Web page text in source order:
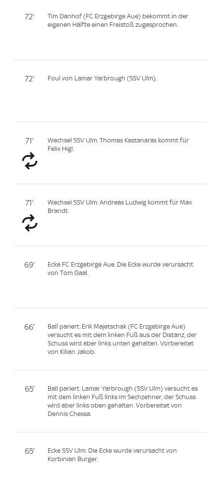
72'
Tim Danhof (FC Erzgebirge Aue) bekommt in der
eigenen Hälfte einen Freistoß zugesprochen.
72' Foul von Lamar Yarbrough (SSV Ulm).
71'
Wechsel SSV Ulm. Thomas Kastanaras kommt für
Felix Higl.
71'
Wechsel SSV Ulm. Andreas Ludwig kommt für Max
Brandt.
69'
Ecke FC Erzgebirge Aue. Die Ecke wurde verursacht
von Tom Gaal.
66'
Ball pariert. Erik Majetschak (FC Erzgebirge Aue)
versucht es mit dem linken Fuß aus der Distanz, der
Schuss wird aber links unten gehalten. Vorbereitet
von Kilian Jakob.
65'
Ball pariert. Lamar Yarbrough (SSV Ulm) versucht es
mit dem linken Fuß links im Sechzehner, der Schuss
wird aber links oben gehalten. Vorbereitet von
Dennis Chessa.
65'
Ecke SSV Ulm. Die Ecke wurde verursacht von
Korbinian Burger.